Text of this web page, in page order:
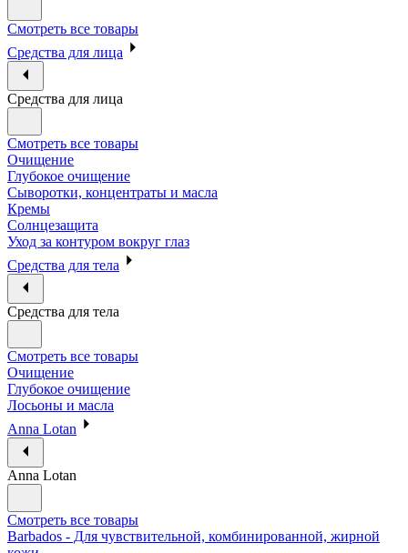
Смотреть все товары
Средства для лица
Средства для лица
Смотреть все товары
Очищение
Глубокое очищение
Сыворотки, концентраты и масла
Кремы
Солнцезащита
Уход за контуром вокруг глаз
Средства для тела
Средства для тела
Смотреть все товары
Очищение
Глубокое очищение
Лосьоны и масла
Anna Lotan
Anna Lotan
Смотреть все товары
Barbados - Для чувствительной, комбинированной, жирной